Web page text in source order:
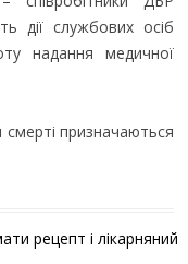
дії службових осіб
надання медичної
призначаються
рецепт і лікарняний